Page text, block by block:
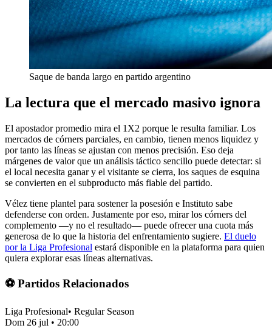
Saque de banda largo en partido argentino
La lectura que el mercado masivo ignora
El apostador promedio mira el 1X2 porque le resulta familiar. Los
mercados de córners parciales, en cambio, tienen menos liquidez y
por tanto las líneas se ajustan con menos precisión. Eso deja
márgenes de valor que un análisis táctico sencillo puede detectar: si
el local necesita ganar y el visitante se cierra, los saques de esquina
se convierten en el subproducto más fiable del partido.
Vélez tiene plantel para sostener la posesión e Instituto sabe
defenderse con orden. Justamente por eso, mirar los córners del
complemento —y no el resultado— puede ofrecer una cuota más
generosa de lo que la historia del enfrentamiento sugiere. El duelo
por la Liga Profesional estará disponible en la plataforma para quien
quiera explorar esas líneas alternativas.
⚽ Partidos Relacionados
Liga Profesional• Regular Season
Dom 26 jul • 20:00